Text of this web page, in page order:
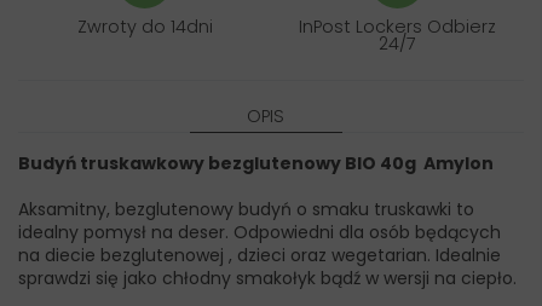
Zwroty do 14dni InPost Lockers Odbierz
24/7
OPIS
Budyń truskawkowy bezglutenowy BIO 40g Amylon
Aksamitny, bezglutenowy budyń o smaku truskawki to
idealny pomysł na deser. Odpowiedni dla osób będących
na diecie bezglutenowej , dzieci oraz wegetarian. Idealnie
sprawdzi się jako chłodny smakołyk bądź w wersji na ciepło.